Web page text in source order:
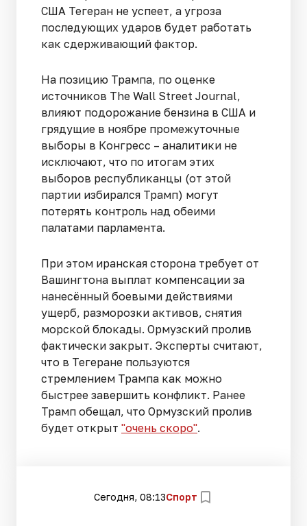
США Тегеран не успеет, а угроза
последующих ударов будет работать
как сдерживающий фактор.
На позицию Трампа, по оценке
источников The Wall Street Journal,
влияют подорожание бензина в США и
грядущие в ноябре промежуточные
выборы в Конгресс – аналитики не
исключают, что по итогам этих
выборов республиканцы (от этой
партии избирался Трамп) могут
потерять контроль над обеими
палатами парламента.
При этом иранская сторона требует от
Вашингтона выплат компенсации за
нанесённый боевыми действиями
ущерб, разморозки активов, снятия
морской блокады. Ормузский пролив
фактически закрыт. Эксперты считают,
что в Тегеране пользуются
стремлением Трампа как можно
быстрее завершить конфликт. Ранее
Трамп обещал, что Ормузский пролив
будет открыт "очень скоро".
Сегодня, 08:13Спорт